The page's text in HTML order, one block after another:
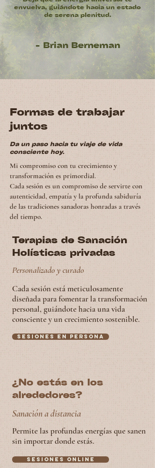
envuelva, guiándote hacia un estado
de serena plenitud.
- Brian Berneman
Formas de trabajar
juntos
Da un paso hacia tu viaje de vida
consciente hoy.
Mi compromiso con tu crecimiento y
transformación es primordial.
Cada sesión es un compromiso de servirte con
autenticidad, empatía y la profunda sabiduría
de las tradiciones sanadoras honradas a través
del tiempo.
Terapias de Sanación
Holísticas privadas
Personalizado y curado
Cada sesión está meticulosamente
diseñada para fomentar la transformación
personal, guiándote hacia una vida
consciente y un crecimiento sostenible.
Sesiones en persona
¿No estás en los
alrededores?
Sanación a distancia
Permite las profundas energías que sanen
sin importar donde estás.
Sesiones online